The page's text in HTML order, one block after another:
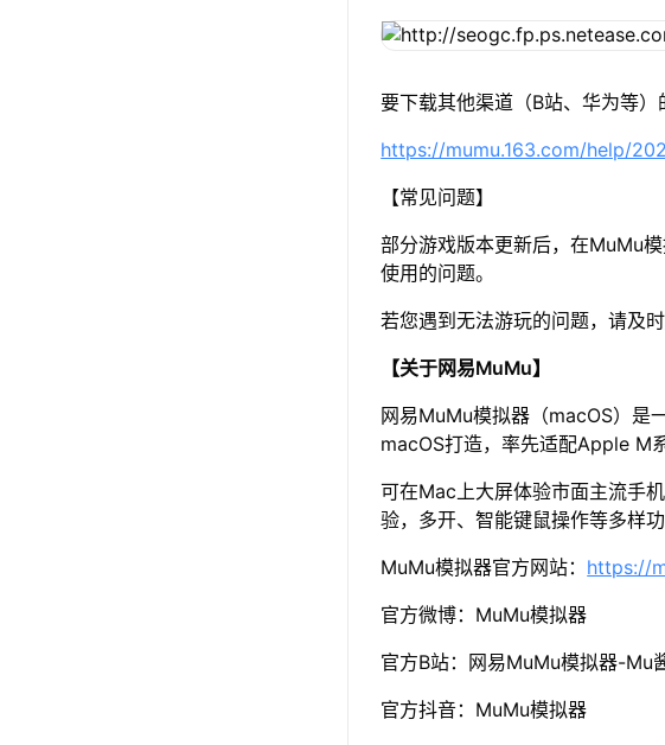
要下载其他渠道（B站、华为等）
https://mumu.163.com/help/
【常见问题】
部分游戏版本更新后，在MuMu
使用的问题。
若您遇到无法游玩的问题，请及时
【关于网易MuMu】
网易MuMu模拟器（macOS）是
macOS打造，率先适配Apple M
可在Mac上大屏体验市面主流手
验，多开、智能键鼠操作等多样
MuMu模拟器官方网站： https://
官方微博：MuMu模拟器
官方B站：网易MuMu模拟器-Mu
官方抖音：MuMu模拟器